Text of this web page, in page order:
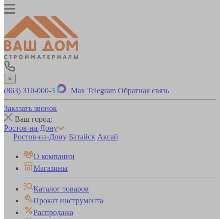
×
(863) 310-000-3 Max Telegram Обратная связь
Заказать звонок
Ваш город:
Ростов-на-Дону
Ростов-на-Дону Батайск Аксай
О компании
Магазины
Каталог товаров
Прокат инструмента
Распродажа